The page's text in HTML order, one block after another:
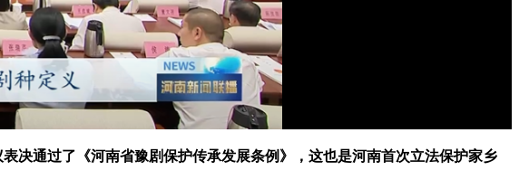
决通过了《河南省豫剧保护传承发展条例》，这也是河南首次立法保护家乡